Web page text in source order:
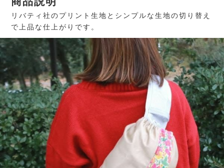
リバティ社のプリント生地とシンプルな生地の切り替え
で上品な仕上がりです。